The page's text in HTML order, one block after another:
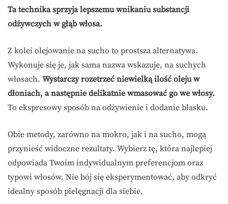
Ta technika sprzyja lepszemu wnikaniu substancji
odżywczych w głąb włosa.
Z kolei olejowanie na sucho to prostsza alternatywa.
Wykonuje się je, jak sama nazwa wskazuje, na suchych
włosach. Wystarczy rozetrzeć niewielką ilość oleju w
dłoniach, a następnie delikatnie wmasować go we włosy.
To ekspresowy sposób na odżywienie i dodanie blasku.
Obie metody, zarówno na mokro, jak i na sucho, mogą
przynieść widoczne rezultaty. Wybierz tę, która najlepiej
odpowiada Twoim indywidualnym preferencjom oraz
typowi włosów. Nie bój się eksperymentować, aby odkryć
idealny sposób pielęgnacji dla siebie.